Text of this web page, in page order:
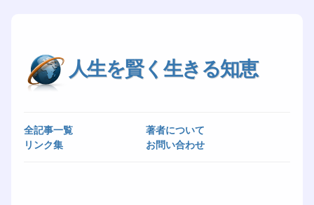
人生を賢く生きる知恵
全記事一覧
著者について
リンク集
お問い合わせ